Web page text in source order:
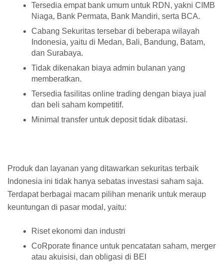
Tersedia empat bank umum untuk RDN, yakni CIMB
Niaga, Bank Permata, Bank Mandiri, serta BCA.
Cabang Sekuritas tersebar di beberapa wilayah
Indonesia, yaitu di Medan, Bali, Bandung, Batam,
dan Surabaya.
Tidak dikenakan biaya admin bulanan yang
memberatkan.
Tersedia fasilitas online trading dengan biaya jual
dan beli saham kompetitif.
Minimal transfer untuk deposit tidak dibatasi.
Produk dan layanan yang ditawarkan sekuritas terbaik
Indonesia ini tidak hanya sebatas investasi saham saja.
Terdapat berbagai macam pilihan menarik untuk meraup
keuntungan di pasar modal, yaitu:
Riset ekonomi dan industri
CoRporate finance untuk pencatatan saham, merger
atau akuisisi, dan obligasi di BEI